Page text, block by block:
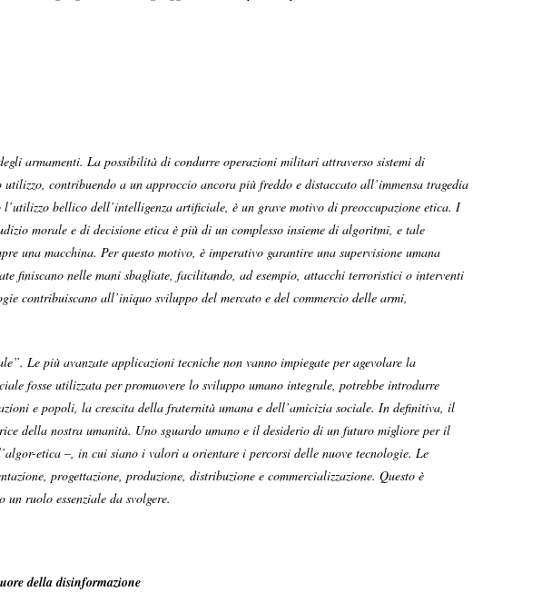
armamenti. La possibilità di condurre operazioni militari attraverso sistemi di
contribuendo a un approccio ancora più freddo e distaccato all’immensa tragedia
bellico dell’intelligenza artificiale, è un grave motivo di preoccupazione etica. I
morale e di decisione etica è più di un complesso insieme di algoritmi, e tale
una macchina. Per questo motivo, è imperativo garantire una supervisione umana
finiscano nelle mani sbagliate, facilitando, ad esempio, attacchi terroristici o interventi
contribuiscano all’iniquo sviluppo del mercato e del commercio delle armi,
Le più avanzate applicazioni tecniche non vanno impiegate per agevolare la
fosse utilizzata per promuovere lo sviluppo umano integrale, potrebbe introdurre
e popoli, la crescita della fraternità umana e dell’amicizia sociale. In definitiva, il
della nostra umanità. Uno sguardo umano e il desiderio di un futuro migliore per il
etica –, in cui siano i valori a orientare i percorsi delle nuove tecnologie. Le
progettazione, produzione, distribuzione e commercializzazione. Questo è
ruolo essenziale da svolgere.
della disinformazione